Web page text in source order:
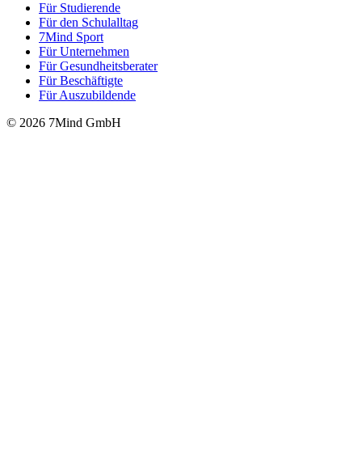
Für Stu­die­rende
Für den Schulalltag
7Mind Sport
Für Unter­neh­men
Für Gesund­heits­be­ra­ter
Für Beschäftigte
Für Auszubildende
© 2026 7Mind GmbH